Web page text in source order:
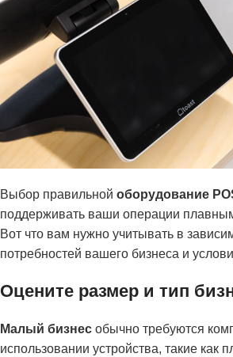
Выбор правильной оборудование
поддерживать ваши операции
Вот что вам нужно учитывать в
потребностей вашего бизнеса и
Оцените размер и тип
Малый бизнес обычно требуются
использовании устройства, такие как